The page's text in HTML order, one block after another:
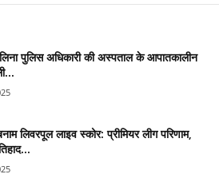
पुलिस अधिकारी की अस्पताल के आपातकालीन
लिवरपूल लाइव स्कोर: प्रीमियर लीग परिणाम,